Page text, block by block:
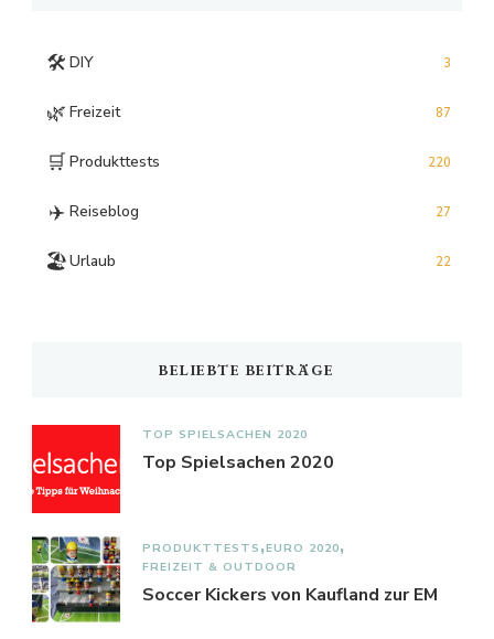
🛠️ DIY 3
🌿 Freizeit 87
🛒 Produkttests 220
✈️ Reiseblog 27
🏖️Urlaub 22
BELIEBTE BEITRÄGE
TOP SPIELSACHEN 2020
Top Spielsachen 2020
PRODUKTTESTS EURO 2020
FREIZEIT & OUTDOOR
Soccer Kickers von Kaufland zur EM